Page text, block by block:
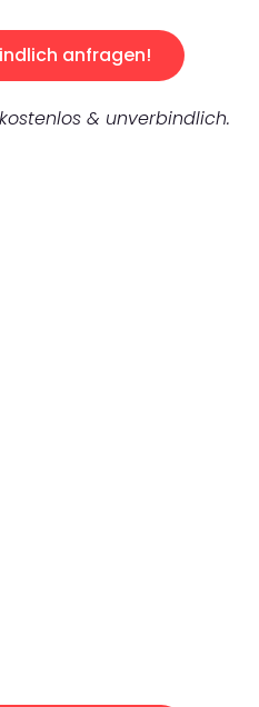
anfragen!
& unverbindlich.